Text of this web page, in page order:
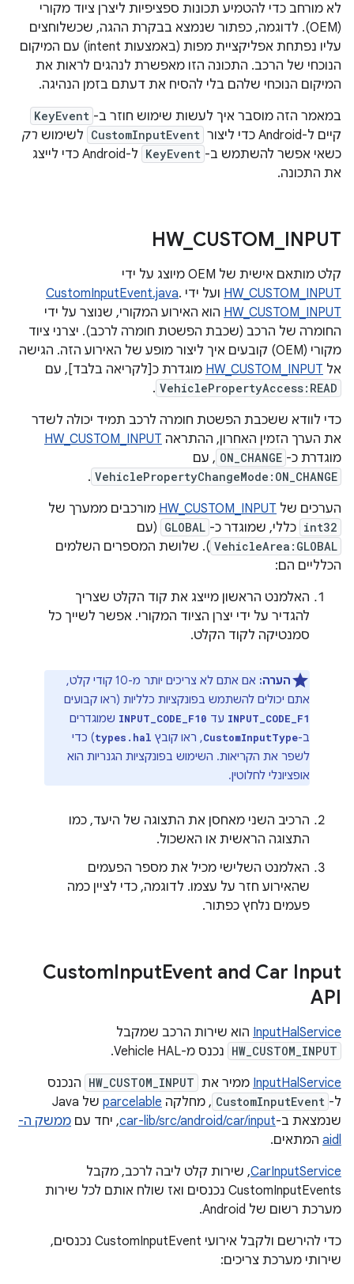
לא מורחב כדי להטמיע תכונות ספציפיות ליצרן ציוד מקורי
(OEM). לדוגמה, כפתור שנמצא בבקרת ההגה, שכשלוחצים
עליו נפתחת אפליקציית מפות (באמצעות intent) עם המיקום
הנוכחי של הרכב. התכונה הזו מאפשרת לנהגים לראות את
המיקום הנוכחי שלהם בלי להסיח את דעתם בזמן הנהיגה.
במאמר הזה מוסבר איך לעשות שימוש חוזר ב- KeyEvent
קיים ל-Android כדי ליצור CustomInputEvent לשימוש רק
כשאי אפשר להשתמש ב- KeyEvent
ל-Android כדי לייצג
את התכונה.
HW_ CUSTOM INPUT
קלט מותאם אישית של OEM מיוצג על ידי
HW_CUSTOM_INPUT ועל ידי CustomInputEvent.java.
HW_CUSTOM_INPUT הוא האירוע המקורי, שנוצר על ידי
החומרה של הרכב (שכבת הפשטת חומרה לרכב). יצרני ציוד
מקורי (OEM) קובעים איך ליצור מופע של האירוע הזה. הגישה
אל HW_CUSTOM_INPUT מוגדרת כ[לקריאה בלבד], עם
VehiclePropertyAccess:READ
.
כדי לוודא ששכבת הפשטת חומרה לרכב תמיד יכולה לשדר
את הערך הזמין האחרון, ההתראה HW_CUSTOM_INPUT
מוגדרת כ- ON_CHANGE , עם
VehiclePropertyChangeMode:ON_CHANGE
.
הערכים של HW_CUSTOM_INPUT מורכבים ממערך של
int32 כללי, שמוגדר כ- GLOBAL (עם
VehicleArea:GLOBAL ). שלושת המספרים השלמים
הכלליים הם:
האלמנט הראשון מייצג את קוד הקלט שצריך
להגדיר על ידי יצרן הציוד המקורי. אפשר לשייך כל
סמנטיקה לקוד הקלט.
הערה:
אם אתם לא צריכים יותר מ-10 קודי קלט,
אתם יכולים להשתמש בפונקציות כלליות (ראו קבועים
INPUT_CODE_F1 עד INPUT_CODE_F10 שמוגדרים
ב-CustomInputType, ראו קובץ types.hal) כדי
לשפר את הקריאות. השימוש בפונקציות הגנריות הוא
אופציונלי לחלוטין.
הרכיב השני מאחסן את התצוגה של היעד, כמו
התצוגה הראשית או האשכול.
האלמנט השלישי מכיל את מספר הפעמים
שהאירוע חזר על עצמו. לדוגמה, כדי לציין כמה
פעמים נלחץ כפתור.
CustomInputEvent and Car Input
API
InputHalService הוא שירות הרכב שמקבל
HW_CUSTOM_INPUT נכנס מ-Vehicle HAL.
InputHalService ממיר את HW_CUSTOM_INPUT הנכנס
ל- CustomInputEvent , מחלקה parcelable
של Java
שנמצאת ב-car-lib/src/android/car/input, יחד עם ממשק ה-
aidl המתאים.
CarInputService, שירות קלט ליבה לרכב, מקבל
CustomInputEvents נכנסים ואז שולח אותם לכל שירות
מערכת רשום של Android.
כדי להירשם ולקבל אירועי CustomInputEvent נכנסים,
שירותי מערכת צריכים: